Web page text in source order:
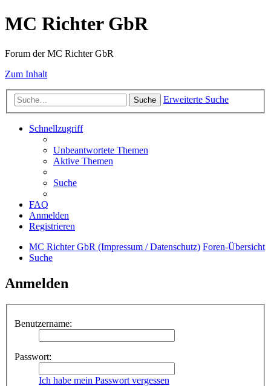
MC Richter GbR
Forum der MC Richter GbR
Zum Inhalt
Suche Erweiterte Suche
Schnellzugriff
Unbeantwortete Themen
Aktive Themen
Suche
FAQ
Anmelden
Registrieren
MC Richter GbR (Impressum / Datenschutz) Foren-Übersicht
Suche
Anmelden
Benutzername:
Passwort:
Ich habe mein Passwort vergessen